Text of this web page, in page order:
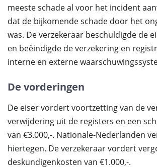
meeste schade al voor het incident
dat de bijkomende schade door het
was. De verzekeraar beschuldigde de
en beëindigde de verzekering en
interne en externe
De vorderingen
De eiser vordert voortzetting van de
verwijdering uit de registers en een
van €3.000,-. Nationale-Nederlanden
hiertegen. De verzekeraar vordert
deskundigenkosten van €1.000,-.